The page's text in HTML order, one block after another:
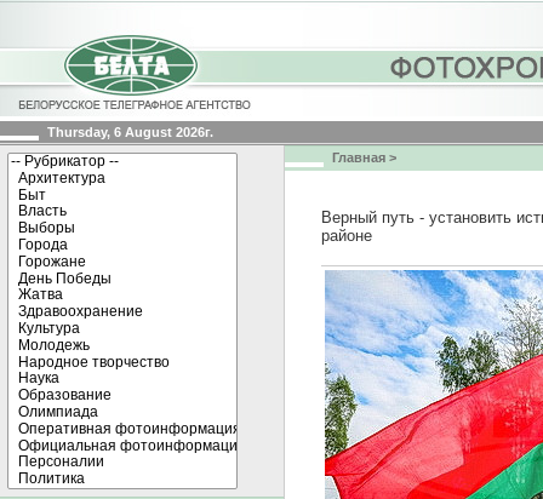
Thursday, 6 August 2026г.
Главная >
Верный путь - установить
районе